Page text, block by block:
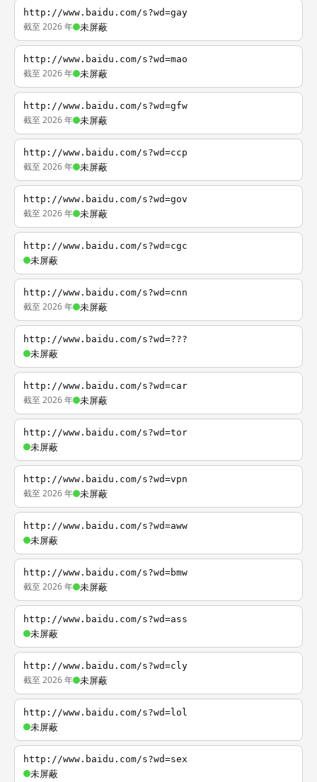
http://www.baidu.com/s?wd=gay
截至 2026 年 未屏蔽
http://www.baidu.com/s?wd=mao
截至 2026 年 未屏蔽
http://www.baidu.com/s?wd=gfw
截至 2026 年 未屏蔽
http://www.baidu.com/s?wd=ccp
截至 2026 年 未屏蔽
http://www.baidu.com/s?wd=gov
截至 2026 年 未屏蔽
http://www.baidu.com/s?wd=cgc
未屏蔽
http://www.baidu.com/s?wd=cnn
截至 2026 年 未屏蔽
http://www.baidu.com/s?wd=???
未屏蔽
http://www.baidu.com/s?wd=car
截至 2026 年 未屏蔽
http://www.baidu.com/s?wd=tor
未屏蔽
http://www.baidu.com/s?wd=vpn
截至 2026 年 未屏蔽
http://www.baidu.com/s?wd=aww
未屏蔽
http://www.baidu.com/s?wd=bmw
截至 2026 年 未屏蔽
http://www.baidu.com/s?wd=ass
未屏蔽
http://www.baidu.com/s?wd=cly
截至 2026 年 未屏蔽
http://www.baidu.com/s?wd=lol
未屏蔽
http://www.baidu.com/s?wd=sex
未屏蔽